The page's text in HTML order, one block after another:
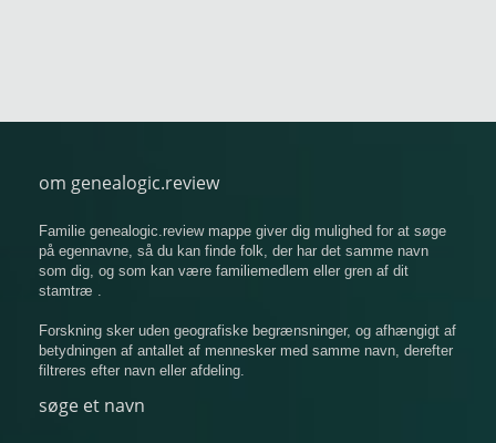
om genealogic.review
Familie genealogic.review mappe giver dig mulighed for at søge
på egennavne, så du kan finde folk, der har det samme navn
som dig, og som kan være familiemedlem eller gren af ​​dit
stamtræ .
Forskning sker uden geografiske begrænsninger, og afhængigt af
betydningen af ​​antallet af mennesker med samme navn, derefter
filtreres efter navn eller afdeling.
søge et navn